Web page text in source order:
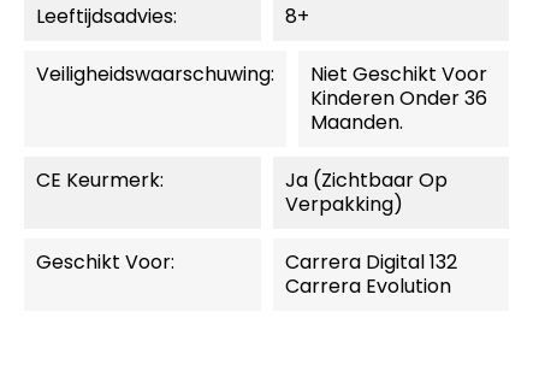
Leeftijdsadvies: 8+
Veiligheidswaarschuwing:
Niet Geschikt Voor
Kinderen Onder 36
Maanden.
CE Keurmerk:
Ja (zichtbaar Op
Verpakking)
Geschikt Voor:
Carrera Digital 132
Carrera Evolution